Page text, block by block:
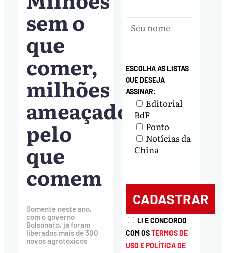
sem o
que
comer,
milhões
ameaçados
pelo
que
comem
Somente neste ano,
com o governo
Bolsonaro, já foram
liberados mais de 300
novos agrotóxicos
ESCOLHA AS LISTAS
QUE DESEJA
ASSINAR:
Editorial
BdF
Ponto
Notícias da
China
LI E CONCORDO
COM OSTERMOS DE
USO E POLÍTICA DE